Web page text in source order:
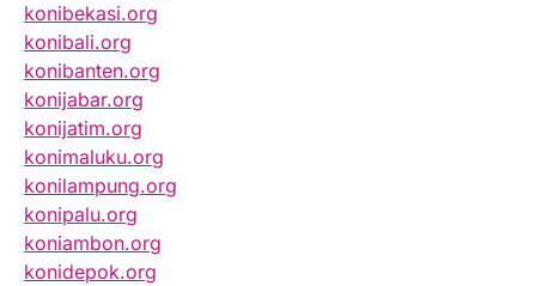
konibekasi.org
konibali.org
konibanten.org
konijabar.org
konijatim.org
konimaluku.org
konilampung.org
konipalu.org
koniambon.org
konidepok.org